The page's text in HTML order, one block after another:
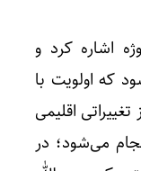
اشاره کرد و
که اولویت با
اقلیمی
می‌شود؛ در